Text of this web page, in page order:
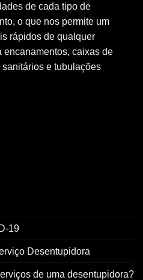
de cada tipo de
o que nos permite um
rápidos de qualquer
encanamentos, caixas de
e tubulações
19
Desentupidora
de uma desentupidora?